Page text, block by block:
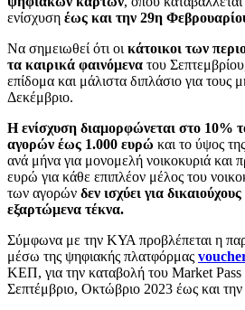
ενίσχυση έως και την 29η
Να σημειωθεί ότι οι κάτοικοι των
τα καιρικά φαινόμενα του
επίδομα και μάλιστα διπλάσιο για τους
Δεκέμβριο.
Η ενίσχυση διαμορφώνεται στο 10%
αγορών έως 1.000 ευρώ και το ύψος
ανά μήνα για μονομελή νοικοκυριά και
ευρώ για κάθε επιπλέον μέλος του
των αγορών δεν ισχύει για
εξαρτώμενα τέκνα.
Σύμφωνα με την ΚΥΑ προβλέπεται η
μέσω της ψηφιακής πλατφόρμας
ΚΕΠ, για την καταβολή του Market Pass
Σεπτέμβριο, Οκτώβριο 2023 έως και